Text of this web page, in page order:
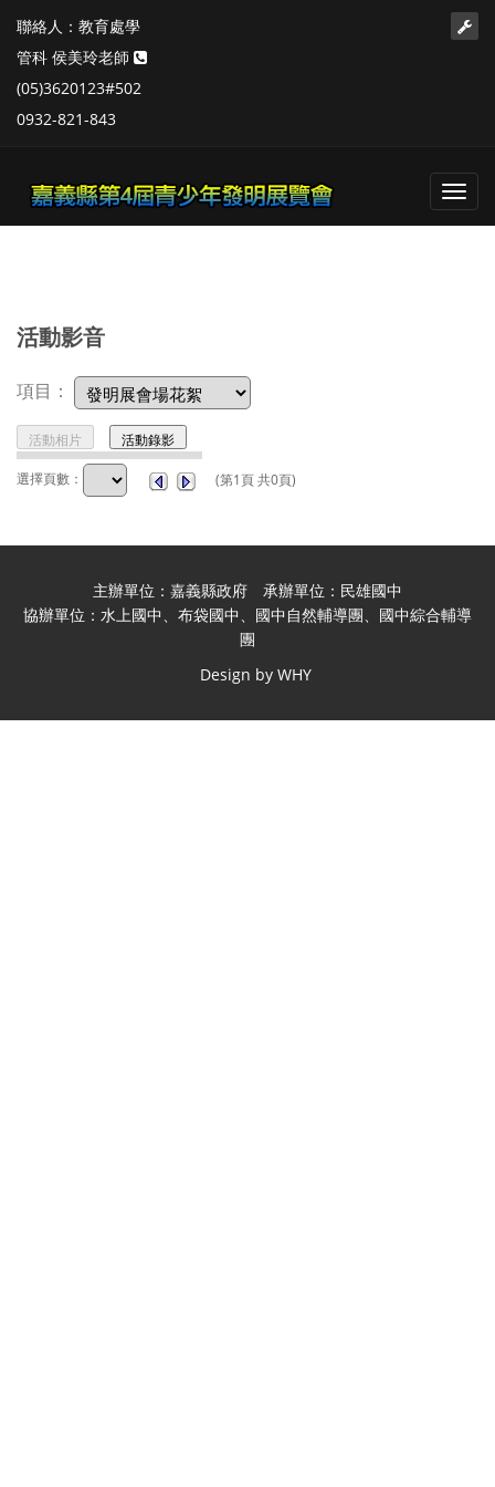
聯絡人：教育處學
管科 侯美玲老師
(05)3620123#502
0932-821-843
活動影音
項目：
選擇頁數： (第1頁 共0頁)
主辦單位：嘉義縣政府 承辦單位：民雄國中
協辦單位：水上國中、布袋國中、國中自然輔導團、國中綜合輔導
團
Design by WHY